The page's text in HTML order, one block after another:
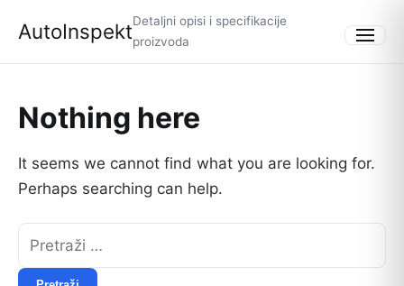
AutoInspektDetaljni opisi i specifikacije
proizvoda
Menu
Nothing here
It seems we cannot find what you are looking for.
Perhaps searching can help.